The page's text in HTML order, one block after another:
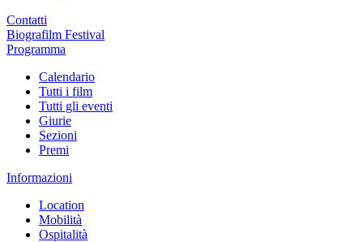
Contatti
Biografilm Festival
Programma
Calendario
Tutti i film
Tutti gli eventi
Giurie
Sezioni
Premi
Informazioni
Location
Mobilità
Ospitalità